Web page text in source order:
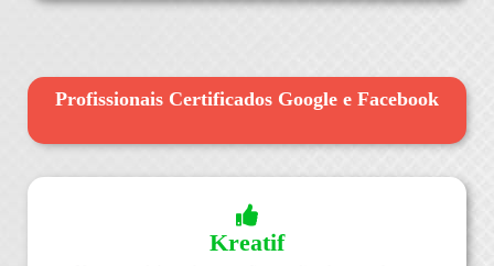
Profissionais Certificados Google e Facebook
Kreatif